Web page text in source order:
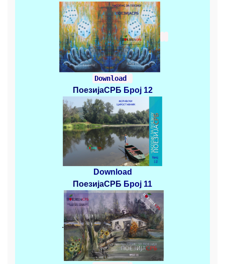
Download
ПоезијаСРБ Број 12
Download
ПоезијаСРБ Број 11
.